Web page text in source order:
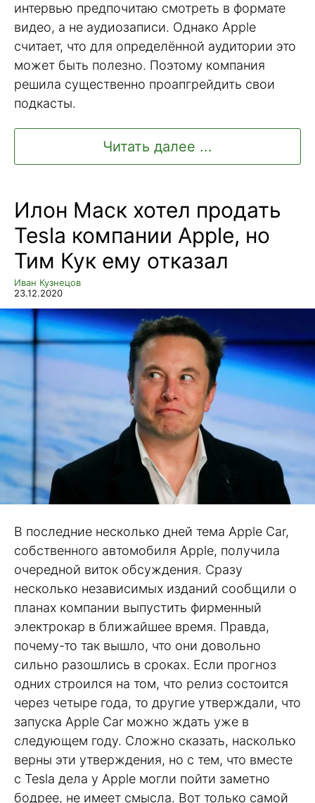
интервью предпочитаю смотреть в формате
видео, а не аудиозаписи. Однако Apple
считает, что для определённой аудитории это
может быть полезно. Поэтому компания
решила существенно проапгрейдить свои
подкасты.
Читать далее ...
Илон Маск хотел продать
Tesla компании Apple, но
Тим Кук ему отказал
Иван Кузнецов
23.12.2020
В последние несколько дней тема Apple Car,
собственного автомобиля Apple, получила
очередной виток обсуждения. Сразу
несколько независимых изданий сообщили о
планах компании выпустить фирменный
электрокар в ближайшее время. Правда,
почему-то так вышло, что они довольно
сильно разошлись в сроках. Если прогноз
одних строился на том, что релиз состоится
через четыре года, то другие утверждали, что
запуска Apple Car можно ждать уже в
следующем году. Сложно сказать, насколько
верны эти утверждения, но с тем, что вместе
с Tesla дела у Apple могли пойти заметно
бодрее, не имеет смысла. Вот только самой